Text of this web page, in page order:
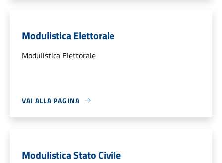
Modulistica Elettorale
Modulistica Elettorale
VAI ALLA PAGINA
Modulistica Stato Civile